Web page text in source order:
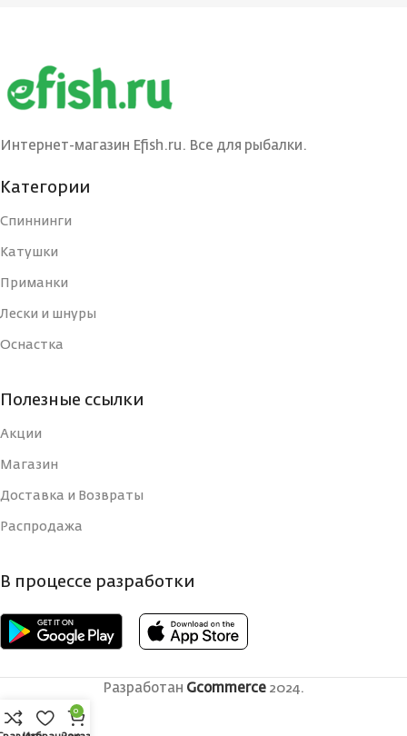
Интернет-магазин Efish.ru. Все для рыбалки.
Категории
Спиннинги
Катушки
Приманки
Лески и шнуры
Оснастка
Полезные ссылки
Акции
Магазин
Доставка и Возвраты
Распродажа
В процессе разработки
Разработан Gcommerce 2024.
0